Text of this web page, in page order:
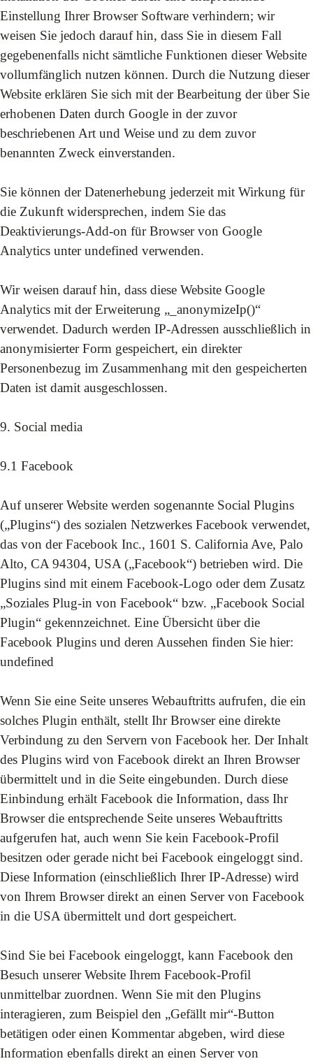
Einstellung Ihrer Browser Software verhindern; wir
weisen Sie jedoch darauf hin, dass Sie in diesem Fall
gegebenenfalls nicht sämtliche Funktionen dieser Website
vollumfänglich nutzen können. Durch die Nutzung dieser
Website erklären Sie sich mit der Bearbeitung der über Sie
erhobenen Daten durch Google in der zuvor
beschriebenen Art und Weise und zu dem zuvor
benannten Zweck einverstanden.
Sie können der Datenerhebung jederzeit mit Wirkung für
die Zukunft widersprechen, indem Sie das
Deaktivierungs-Add-on für Browser von Google
Analytics unterundefined verwenden.
Wir weisen darauf hin, dass diese Website Google
Analytics mit der Erweiterung „_anonymizeIp()“
verwendet. Dadurch werden IP-Adressen ausschließlich in
anonymisierter Form gespeichert, ein direkter
Personenbezug im Zusammenhang mit den gespeicherten
Daten ist damit ausgeschlossen.
9. Social media
9.1 Facebook
Auf unserer Website werden sogenannte Social Plugins
(„Plugins“) des sozialen Netzwerkes Facebook verwendet,
das von der Facebook Inc., 1601 S. California Ave, Palo
Alto, CA 94304, USA („Facebook“) betrieben wird. Die
Plugins sind mit einem Facebook-Logo oder dem Zusatz
„Soziales Plug-in von Facebook“ bzw. „Facebook Social
Plugin“ gekennzeichnet. Eine Übersicht über die
Facebook Plugins und deren Aussehen finden Sie hier:
undefined
Wenn Sie eine Seite unseres Webauftritts aufrufen, die ein
solches Plugin enthält, stellt Ihr Browser eine direkte
Verbindung zu den Servern von Facebook her. Der Inhalt
des Plugins wird von Facebook direkt an Ihren Browser
übermittelt und in die Seite eingebunden. Durch diese
Einbindung erhält Facebook die Information, dass Ihr
Browser die entsprechende Seite unseres Webauftritts
aufgerufen hat, auch wenn Sie kein Facebook-Profil
besitzen oder gerade nicht bei Facebook eingeloggt sind.
Diese Information (einschließlich Ihrer IP-Adresse) wird
von Ihrem Browser direkt an einen Server von Facebook
in die USA übermittelt und dort gespeichert.
Sind Sie bei Facebook eingeloggt, kann Facebook den
Besuch unserer Website Ihrem Facebook-Profil
unmittelbar zuordnen. Wenn Sie mit den Plugins
interagieren, zum Beispiel den „Gefällt mir“-Button
betätigen oder einen Kommentar abgeben, wird diese
Information ebenfalls direkt an einen Server von